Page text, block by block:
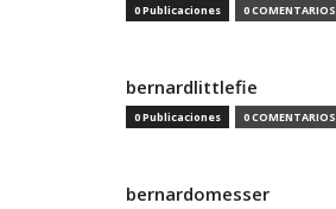
0 Publicaciones 0 COMENTARIOS
bernardlittlefie
0 Publicaciones 0 COMENTARIOS
bernardomesser